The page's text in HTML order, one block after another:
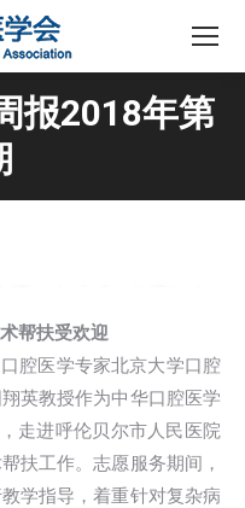
报2018年第
帮扶受欢迎
腔医学专家北京大学口腔
英教授作为中华口腔医学
走进呼伦贝尔市人民医院
扶工作。志愿服务期间，
学指导，着重针对复杂病